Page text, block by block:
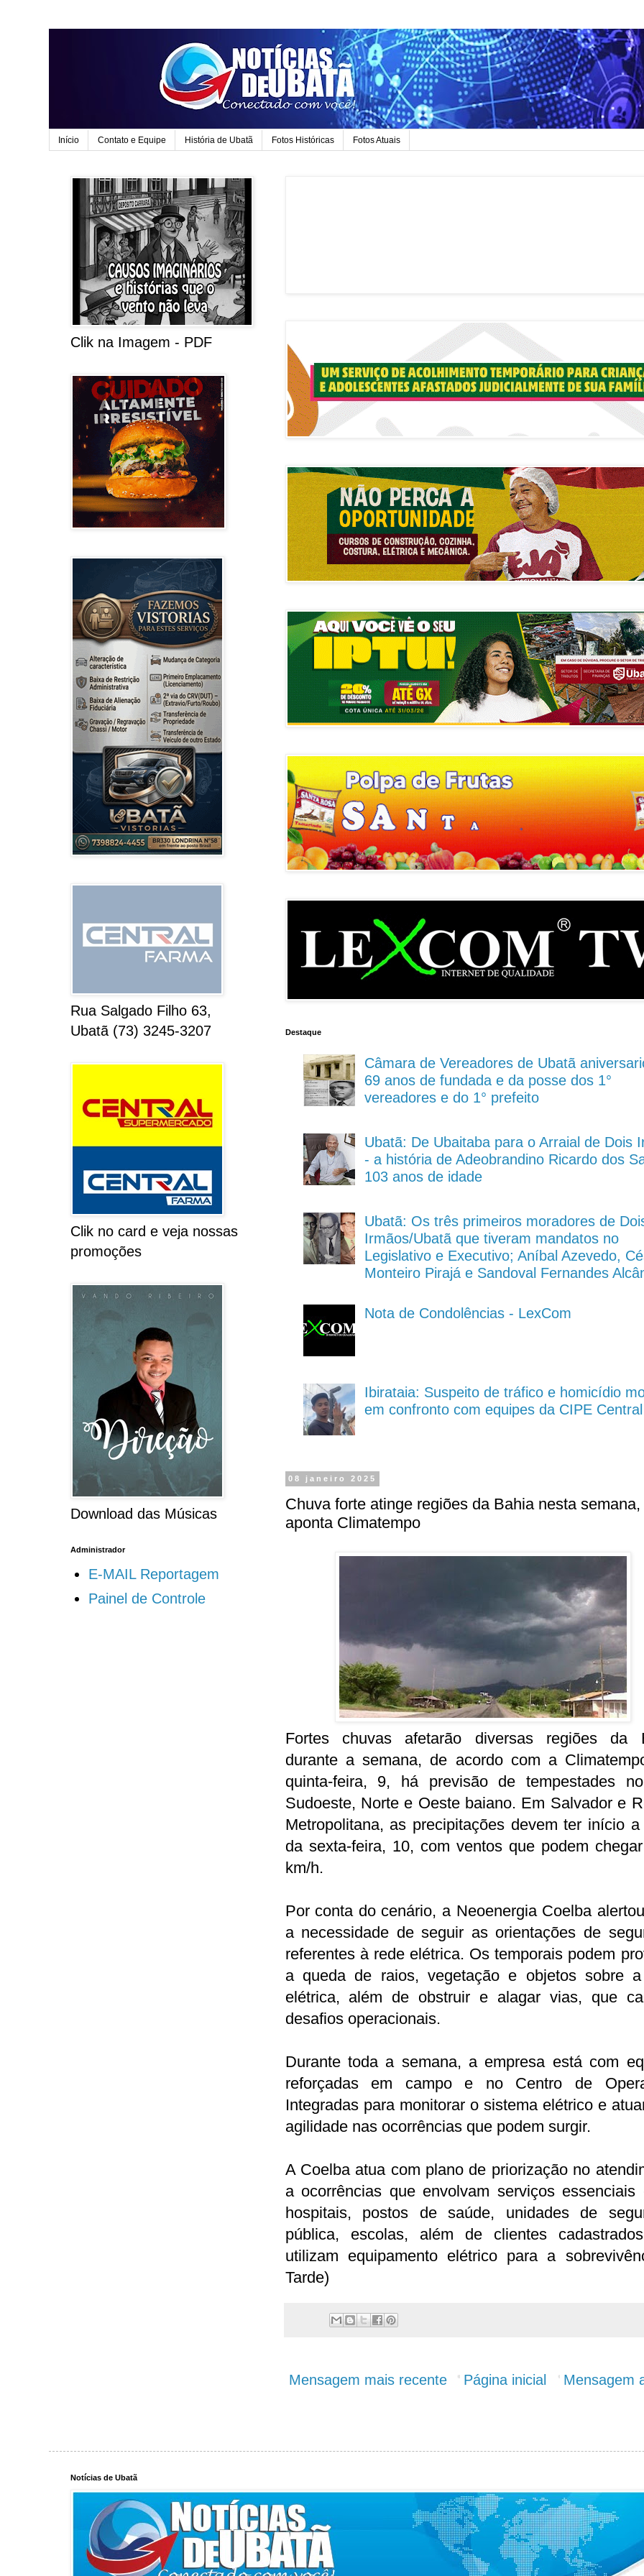
Início Contato e Equipe História de Ubatã Fotos Históricas Fotos Atuais
Destaque
Câmara de Vereadores de Ubatã
69 anos de fundada e da posse dos 1°
vereadores e do 1° prefeito
Ubatã: De Ubaitaba para o Arraial de Dois
- a história de Adeobrandino Ricardo dos
103 anos de idade
Ubatã: Os três primeiros moradores de
Irmãos/Ubatã que tiveram mandatos no
Legislativo e Executivo; Aníbal Azevedo,
Monteiro Pirajá e Sandoval Fernandes
Nota de Condolências - LexCom
Ibirataia: Suspeito de tráfico e homicídio
em confronto com equipes da CIPE Central
08 janeiro 2025
Chuva forte atinge regiões da Bahia nesta semana,
aponta Climatempo
Fortes chuvas afetarão diversas regiões da
durante a semana, de acordo com a
quinta-feira, 9, há previsão de tempestades
Sudoeste, Norte e Oeste baiano. Em Salvador e
Metropolitana, as precipitações devem ter início a
da sexta-feira, 10, com ventos que podem
km/h.
Por conta do cenário, a Neoenergia Coelba
a necessidade de seguir as orientações de
referentes à rede elétrica. Os temporais podem
a queda de raios, vegetação e objetos sobre
elétrica, além de obstruir e alagar vias, que
desafios operacionais.
Durante toda a semana, a empresa está com
reforçadas em campo e no Centro de
Integradas para monitorar o sistema elétrico e
agilidade nas ocorrências que podem surgir.
A Coelba atua com plano de priorização no
a ocorrências que envolvam serviços essenciais
hospitais, postos de saúde, unidades de
pública, escolas, além de clientes
utilizam equipamento elétrico para a
Tarde)
Mensagem mais recente Mensagem
Página inicial
Clik na Imagem - PDF
Rua Salgado Filho 63,
Ubatã (73) 3245-3207
Clik no card e veja nossas
promoções
Download das Músicas
Administrador
E-MAIL Reportagem
Painel de Controle
Notícias de Ubatã